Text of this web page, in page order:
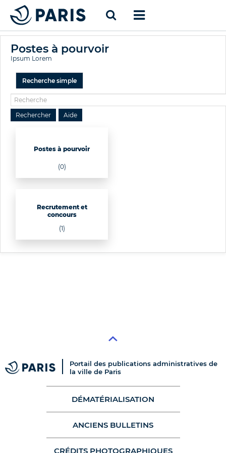
Postes à pourvoir
Ipsum Lorem
Recherche simple
Postes à pourvoir
(0)
Recrutement et
concours
(1)
Portail des publications administratives de
la ville de Paris
DÉMATÉRIALISATION
ANCIENS BULLETINS
CRÉDITS PHOTOGRAPHIQUES